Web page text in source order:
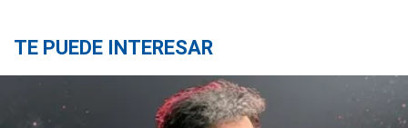
TE PUEDE INTERESAR